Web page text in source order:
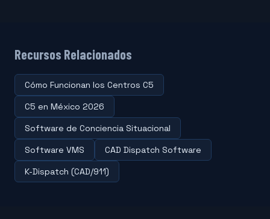
Recursos Relacionados
Cómo Funcionan los Centros C5
C5 en México 2026
Software de Conciencia Situacional
Software VMS
CAD Dispatch Software
K-Dispatch (CAD/911)